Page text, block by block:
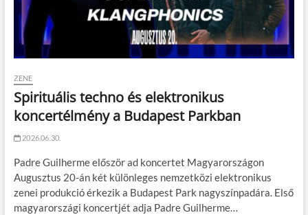
ZENE
Spirituális techno és elektronikus
koncertélmény a Budapest Parkban
2026.06.30.
Padre Guilherme először ad koncertet Magyarországon
Augusztus 20-án két különleges nemzetközi elektronikus
zenei produkció érkezik a Budapest Park nagyszínpadára. Első
magyarországi koncertjét adja Padre Guilherme…